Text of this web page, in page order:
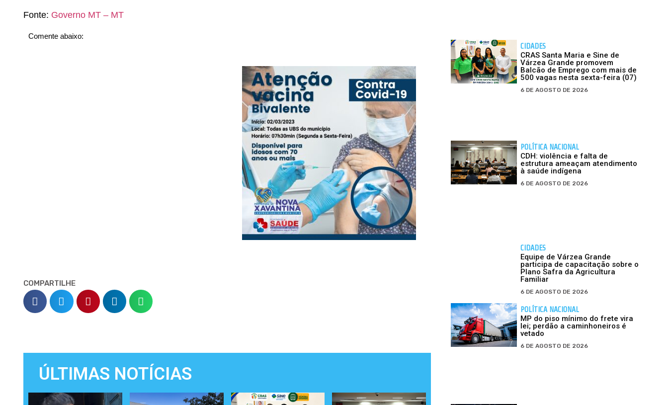
Fonte: Governo MT – MT
Comente abaixo:
COMPARTILHE
ÚLTIMAS NOTÍCIAS
CIDADES
CRAS Santa Maria e Sine de
Várzea Grande promovem
Balcão de Emprego com mais de
500 vagas nesta sexta-feira (07)
6 DE AGOSTO DE 2026
POLÍTICA NACIONAL
CDH: violência e falta de
estrutura ameaçam atendimento
à saúde indígena
6 DE AGOSTO DE 2026
CIDADES
Equipe de Várzea Grande
participa de capacitação sobre o
Plano Safra da Agricultura
Familiar
6 DE AGOSTO DE 2026
POLÍTICA NACIONAL
MP do piso mínimo do frete vira
lei; perdão a caminhoneiros é
vetado
6 DE AGOSTO DE 2026